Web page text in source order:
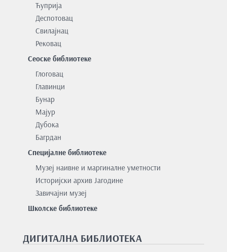
Ћуприја
Деспотовац
Свилајнац
Рековац
Сеоске библиотеке
Глоговац
Главинци
Бунар
Мајур
Дубока
Багрдан
Специјалне библиотеке
Музеј наивне и маргиналне уметности
Историјски архив Јагодине
Завичајни музеј
Школске библиотеке
ДИГИТАЛНА БИБЛИОТЕКА